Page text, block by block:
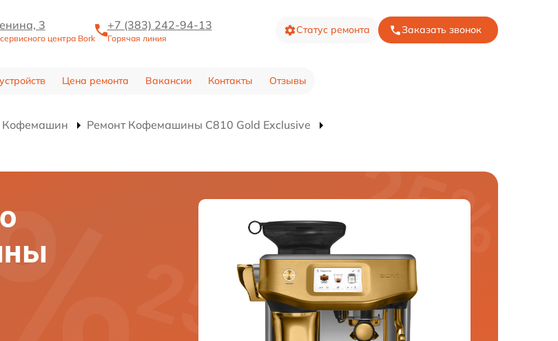
3
центра Bork
+7 (383) 242-94-13
Горячая линия
Статус ремонта Заказать звонок
Цена ремонта Вакансии Контакты Отзывы
Кофемашин
Ремонт Кофемашины C810 Gold Exclusive